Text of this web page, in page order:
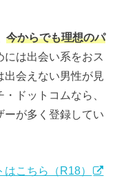
今からでも理想のパ
には出会い系をおス
出会えない男性が見
ドットコムなら、
ーが多く登録してい
こちら（R18）